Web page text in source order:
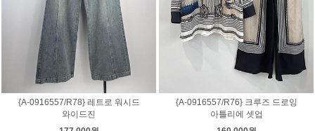
{A-0916557/R78} 레트로 워시드
와이드진
{A-0916557/R76} 크루즈 드로잉
아틀리에 셋업